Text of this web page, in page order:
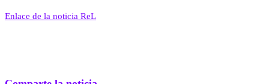
Enlace de la noticia ReL